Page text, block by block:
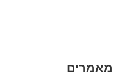
מאמרים